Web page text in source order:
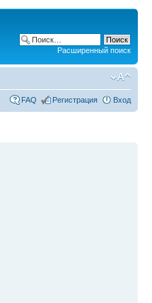
Расширенный поиск
FAQ Регистрация Вход